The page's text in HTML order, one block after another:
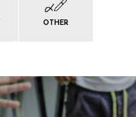
OTHER